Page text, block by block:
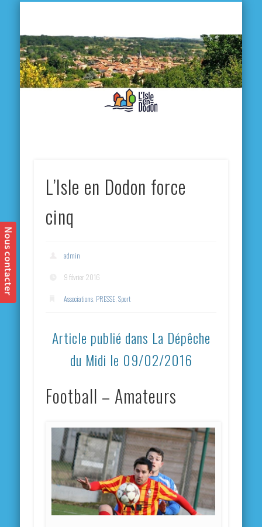
L’Isle en Dodon force
cinq
admin
9 février 2016
Associations PRESSE ,Sport
Article publié dans La Dépêche
du Midi le 09/02/2016
Football – Amateurs